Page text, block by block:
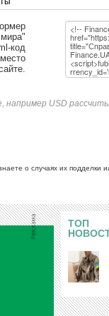
код
USD
о случаях их
ТОП